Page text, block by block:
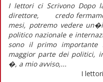
I lettori ci Scrivono
direttore, credo
mesi, potremo vedere
politico nazionale e
sono il primo importante
maggior parte dei politici,
�, a mio avviso,...
I